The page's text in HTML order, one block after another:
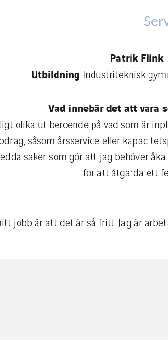
Patrik Flink
Utbildning Industriteknisk
Vad innebär det att vara
olika ut beroende på vad som är
såsom årsservice eller
saker som gör att jag behöver
för att åtgärda ett
jobb är att det är så fritt. Jag är